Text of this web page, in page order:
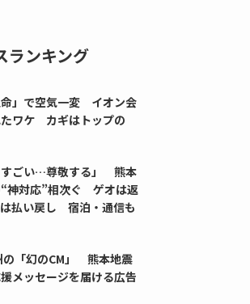
ランキング
命」で空気一変 イオン会
ワケ カギはトップの
すごい…尊敬する」 熊本
神対応”相次ぐ ゲオは返
払い戻し 宿泊・通信も
の「幻のCM」 熊本地震
メッセージを届ける広告